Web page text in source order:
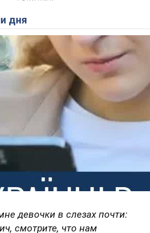
дня
девочки в слезах почти:
смотрите, что нам